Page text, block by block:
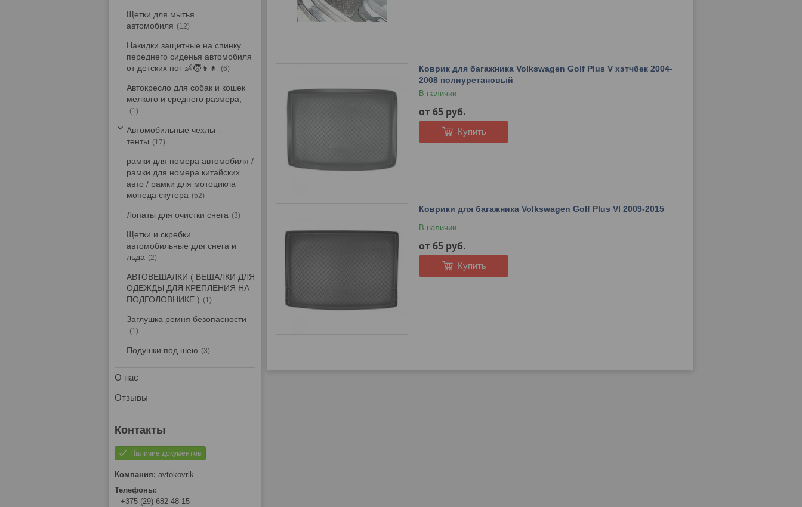
Коврик для багажника Volkswagen Golf Plus V хэтчбек 2004-
2008 полиуретановый
В наличии
от 65 руб.
Купить
Коврики для багажника Volkswagen Golf Plus VI 2009-2015
В наличии
от 65 руб.
Купить
Щетки для мытья
автомобиля
12
Накидки защитные на спинку
переднего сиденья автомобиля
от детских ног 👶🧒👦👧
6
Автокресло для собак и кошек
мелкого и среднего размера,
1
Автомобильные чехлы -
тенты
17
рамки для номера автомобиля /
рамки для номера китайских
авто / рамки для мотоцикла
мопеда скутера
52
Лопаты для очистки снега 3
Щетки и скребки
автомобильные для снега и
льда
2
АВТОВЕШАЛКИ ( ВЕШАЛКИ ДЛЯ
ОДЕЖДЫ ДЛЯ КРЕПЛЕНИЯ НА
ПОДГОЛОВНИКЕ )
1
Заглушка ремня безопасности
1
Подушки под шею 3
О нас
Отзывы
Наличие документов
avtokovrik
+375 (29) 682-48-15